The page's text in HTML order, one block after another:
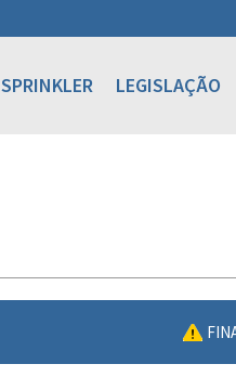
SPRINKLER LEGISLAÇÃO